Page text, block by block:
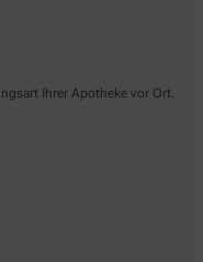
Ihrer Apotheke vor Ort.